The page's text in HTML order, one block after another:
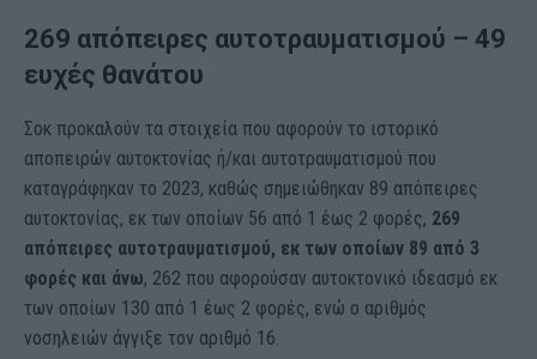
269 απόπειρες αυτοτραυματισμού – 49
ευχές θανάτου
Σοκ προκαλούν τα στοιχεία που αφορούν το ιστορικό
αποπειρών αυτοκτονίας ή/και αυτοτραυματισμού που
καταγράφηκαν το 2023, καθώς σημειώθηκαν 89 απόπειρες
αυτοκτονίας, εκ των οποίων 56 από 1 έως 2 φορές, 269
απόπειρες αυτοτραυματισμού, εκ των οποίων 89 από 3
φορές και άνω, 262 που αφορούσαν αυτοκτονικό ιδεασμό εκ
των οποίων 130 από 1 έως 2 φορές, ενώ ο αριθμός
νοσηλειών άγγιξε τον αριθμό 16.